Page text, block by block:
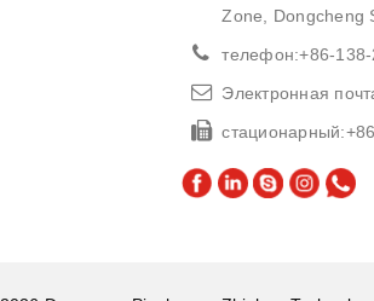
Zone, Dongcheng
телефон:+86-
Электронная
стационарный: